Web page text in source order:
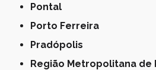
Pontal
Porto Ferreira
Pradópolis
Região Metropolitana